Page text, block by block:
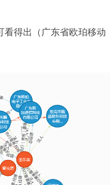
看得出（广东省欧珀移动